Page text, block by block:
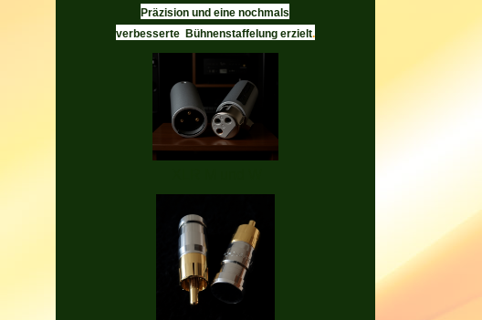
Präzision und eine nochmals
verbesserte Bühnenstaffelung erzielt.